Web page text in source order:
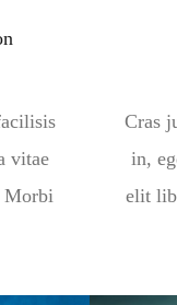
vitae
Morbi
Cras
in,
elit